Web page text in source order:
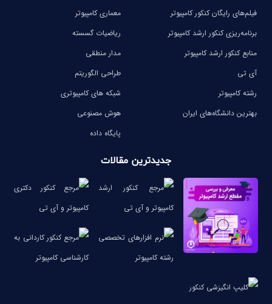
فیلم‌های رایگان کنکور کامپیوتر
برنامه‌ریزی کنکور ارشد کامپیوتر
منابع کنکور ارشد کامپیوتر
آی تی
رشته کامپیوتر
بهترین دانشگاه‌های ایران
معماری کامپیوتر
ریاضیات گسسته
مدار منطقی
طراحی الگوریتم
شبکه های کامپیوتری
هوش مصنوعی
پایگاه داده
جدیدترین مقالات